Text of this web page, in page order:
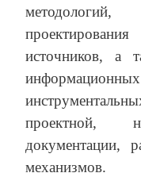
источников, а
проектной,
документации,
механизмов.